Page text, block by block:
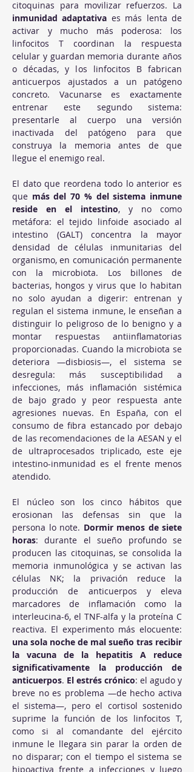
inmunidad adaptativa es más lenta de
activar y mucho más poderosa: los
linfocitos T coordinan la respuesta
celular y guardan memoria durante años
o décadas, y los linfocitos B fabrican
anticuerpos ajustados a un patógeno
concreto. Vacunarse es exactamente
entrenar este segundo sistema:
presentarle al cuerpo una versión
inactivada del patógeno para que
construya la memoria antes de que
llegue el enemigo real.
El dato que reordena todo lo anterior es
que más del 70 % del sistema inmune
reside en el intestino, y no como
metáfora: el tejido linfoide asociado al
intestino (GALT) concentra la mayor
densidad de células inmunitarias del
organismo, en comunicación permanente
con la microbiota. Los billones de
bacterias, hongos y virus que lo habitan
no solo ayudan a digerir: entrenan y
regulan el sistema inmune, le enseñan a
distinguir lo peligroso de lo benigno y a
montar respuestas antiinflamatorias
proporcionadas. Cuando la microbiota se
deteriora —disbiosis—, el sistema se
desregula: más susceptibilidad a
infecciones, más inflamación sistémica
de bajo grado y peor respuesta ante
agresiones nuevas. En España, con el
consumo de fibra estancado por debajo
de las recomendaciones de la AESAN y el
de ultraprocesados triplicado, este eje
intestino-inmunidad es el frente menos
atendido.
El núcleo son los cinco hábitos que
erosionan las defensas sin que la
persona lo note. Dormir menos de siete
horas: durante el sueño profundo se
producen las citoquinas, se consolida la
memoria inmunológica y se activan las
células NK; la privación reduce la
producción de anticuerpos y eleva
marcadores de inflamación como la
interleucina-6, el TNF-alfa y la proteína C
una sola noche de mal sueño tras recibir
la vacuna de la hepatitis A reduce
significativamente la producción de
anticuerpos. El estrés crónico: el agudo y
breve no es problema —de hecho activa
el sistema—, pero el cortisol sostenido
suprime la función de los linfocitos T,
como si al comandante del ejército
inmune le llegara sin parar la orden de
no disparar; con el tiempo el sistema se
hipoactiva frente a infecciones y luego